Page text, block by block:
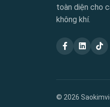
toàn diện cho
không khí.
© 2026